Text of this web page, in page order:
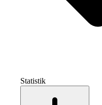
Statistik